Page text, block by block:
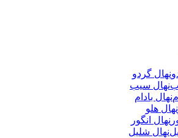
نهال گردو
نهال سیب
نهال بادام
نهال هلو
نهال انگور
نهال شلیل